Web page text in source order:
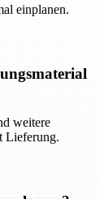
einplanen.
weitere
Lieferung.